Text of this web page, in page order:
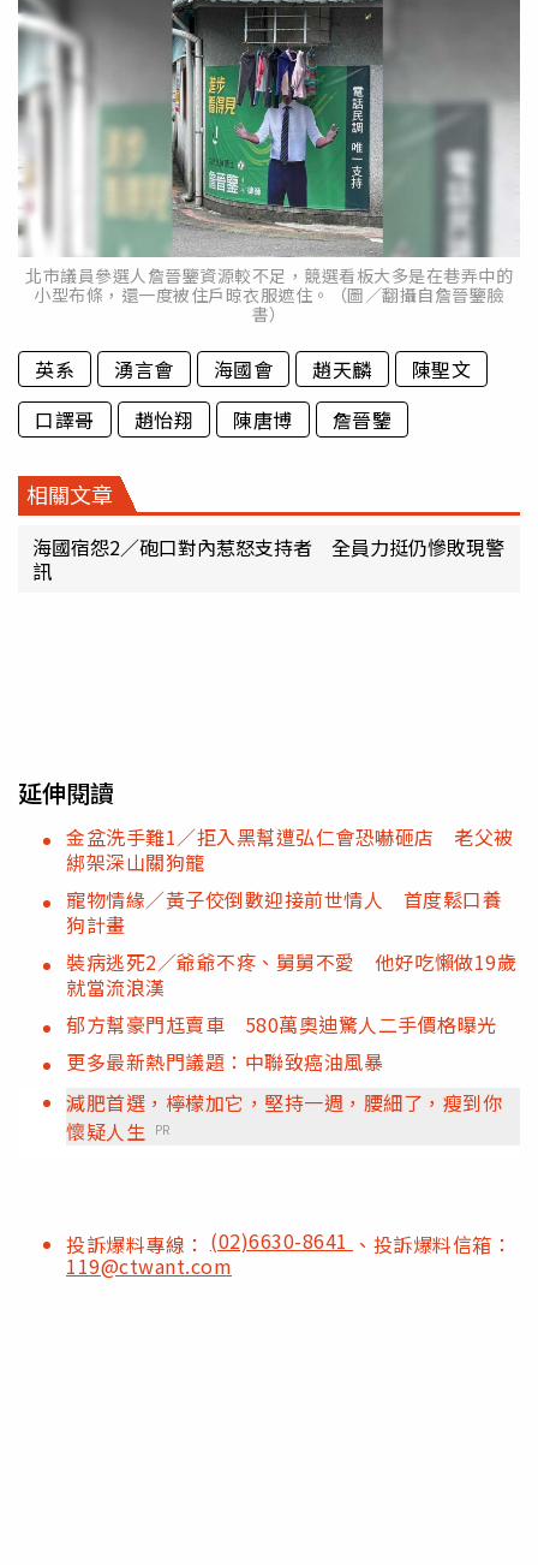
北市議員參選人詹晉鑒資源較不足，競選看板大多是在巷弄中的
小型布條，還一度被住戶晾衣服遮住。（圖／翻攝自詹晉鑒臉
書）
英系 湧言會 海國會 趙天麟
陳聖文
口譯哥
趙怡翔 陳唐博 詹晉鑒
相關文章
海國宿怨2／砲口對內惹怒支持者 全員力挺仍慘敗現警
訊
延伸閱讀
金盆洗手難1／拒入黑幫遭弘仁會恐嚇砸店 老父被
綁架深山關狗籠
寵物情緣／黃子佼倒數迎接前世情人 首度鬆口養
狗計畫
裝病逃死2／爺爺不疼、舅舅不愛 他好吃懶做19歲
就當流浪漢
郁方幫豪門尪賣車 580萬奧迪驚人二手價格曝光
更多最新熱門議題：中聯致癌油風暴
減肥首選，檸檬加它，堅持一週，腰細了，瘦到你
懷疑人生
PR
投訴爆料專線： (02)6630-8641 、投訴爆料信箱：
119@ctwant.com